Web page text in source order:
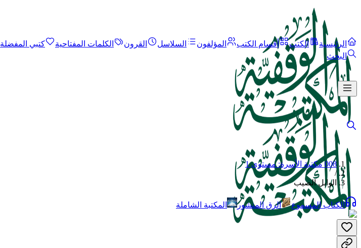
الرئيسية الكتب أقسام الكتب المؤلفون السلاسل القرون الكلمات المفتاحية
كتبي المفضلة
البحث
008 مكتبة الأسرة: مستوى 1
/
الوابل الصيب
الكتاب المسموع الرق المنشور المكتبة الشاملة